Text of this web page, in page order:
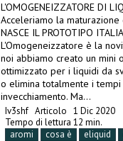
L'OMOGENEIZZATORE DI
Acceleriamo la maturazione
NASCE IL PROTOTIPO
L'Omogeneizzatore è la
noi abbiamo creato un mini
ottimizzato per i liquidi da
o elimina totalmente i tempi
invecchiamento. Ma...
Iv3shf Articolo 1 Dic 2020
Tempo di lettura 12 min.
aromi
cosa è eliquid